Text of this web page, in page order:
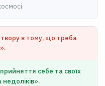
в тому, що треба
себе та своїх